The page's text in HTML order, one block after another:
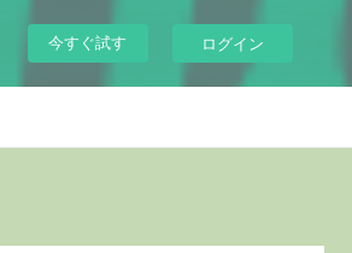
今すぐ試す ログイン